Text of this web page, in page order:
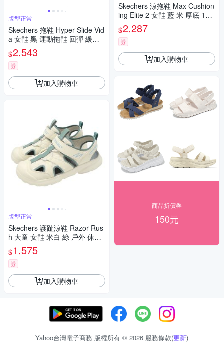
版型正常
Skechers 拖鞋 Hyper Slide-Vid
a 女鞋 黑 運動拖鞋 回彈 緩震
休閒鞋 140466BBK
$2,543
券
加入購物車
版型正常
Skechers 護趾涼鞋 Razor Rus
h 大童 女鞋 米白 綠 戶外 休閒
鞋 407043LNTGR
$1,575
券
加入購物車
Skechers 涼拖鞋 Max Cushion
ing Elite 2 女鞋 藍 米 厚底 141
617NVY
$2,287
券
加入購物車
商品折價券
150元
Yahoo台灣電子商務 版權所有 © 2026 服務條款(更新)